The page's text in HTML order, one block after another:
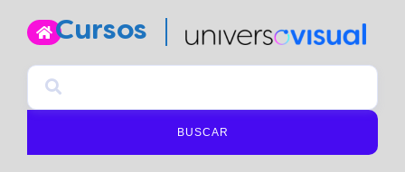
Cursos
BUSCAR